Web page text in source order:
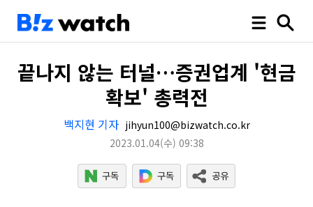
끝나지 않는 터널…증권업계 '현금
확보' 총력전
백지현 기자 jihyun100@bizwatch.co.kr
2023.01.04(수) 09:38